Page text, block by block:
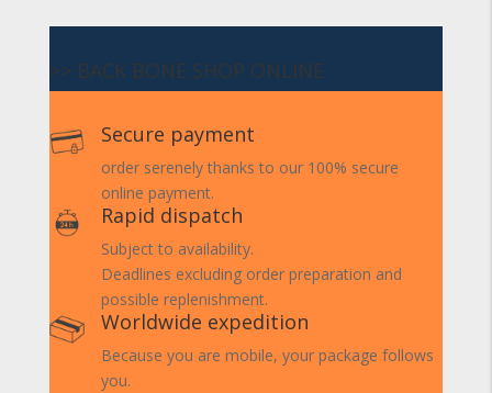
>> BACK BONE SHOP ONLINE
Secure payment
order serenely thanks to our 100% secure
online payment.
Rapid dispatch
Subject to availability.
Deadlines excluding order preparation and
possible replenishment.
Worldwide expedition
Because you are mobile, your package follows
you.